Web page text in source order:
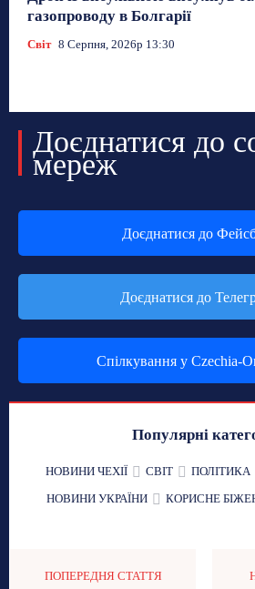
газопроводу в Болгарії
Світ 8 Серпня, 2026р 13:30
Доєднатися до
мереж
Доєднатися до
Доєднатися до
Спілкування у Czechia-
Популярні
НОВИНИ ЧЕХІЇ СВІТ ПОЛІТИКА
НОВИНИ УКРАЇНИ
КОРИСНЕ
ПОПЕРЕДНЯ СТАТТЯ